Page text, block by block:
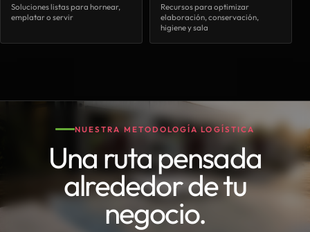
Soluciones listas para hornear,
emplatar o servir
Recursos para optimizar
elaboración, conservación,
higiene y sala
NUESTRA METODOLOGÍA LOGÍSTICA
Una ruta pensada
alrededor de tu
negocio.